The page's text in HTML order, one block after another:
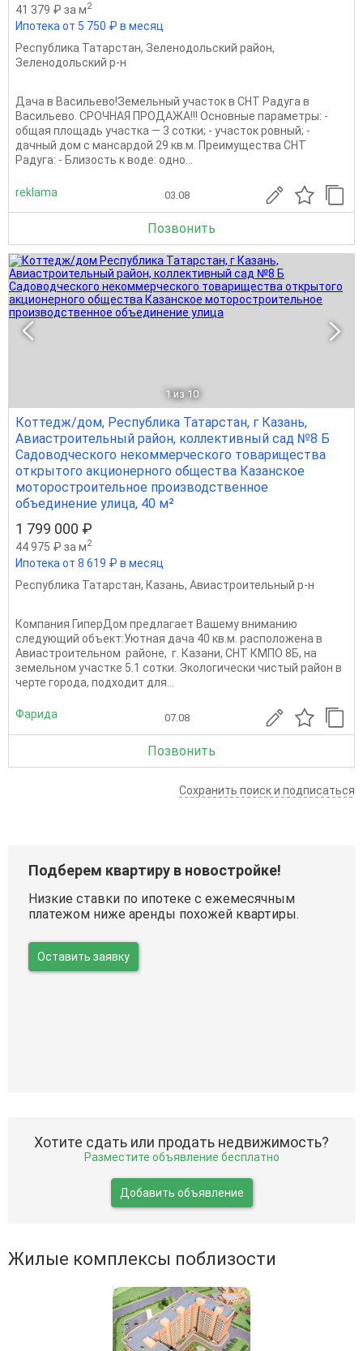
41 379 ₽ за м2
Ипотека от 5 750 ₽ в месяц
Республика Татарстан, Зеленодольский район,
Зеленодольский р-н
Дача в Васильево!Земельный учaсток в СНТ Радуга в
Васильево. СРОЧНАЯ ПРОДАЖА!!! Основные параметры: -
общая площадь участка — 3 сотки; - участок ровный; -
дачный дом с мансардой 29 кв.м. Преимущества СНТ
Радуга: - Близость к воде: одно...
reklama 03.08
Позвонить
1 из 10
Коттедж/дом, Республика Татарстан, г Казань,
Авиастроительный район, коллективный сад №8 Б
Садоводческого некоммерческого товарищества
открытого акционерного общества Казанское
моторостроительное производственное
объединение улица, 40 м²
1 799 000 ₽
44 975 ₽ за м2
Ипотека от 8 619 ₽ в месяц
Республика Татарстан, Казань, Авиастроительный р-н
Компания ГиперДом предлагает Вашему вниманию
следующий объект:Уютная дача 40 кв.м. расположена в
Авиастроительном районе, г. Казани, СНТ КМПО 8Б, на
земельном участке 5.1 сотки. Экологически чистый район в
черте города, подходит для...
Фарида 07.08
Позвонить
Сохранить поиск и подписаться
Подберем квартиру в новостройке!
Низкие ставки по ипотеке с ежемесячным
платежом ниже аренды похожей квартиры.
Оставить заявку
Хотите сдать или продать недвижимость?
Разместите объявление бесплатно
Добавить объявление
Жилые комплексы поблизости